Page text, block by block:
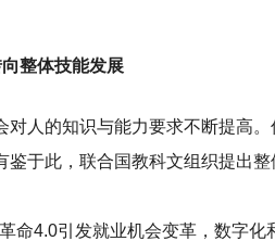
整体技能发展
人的知识与能力要求不断提高
于此，联合国教科文组织提出整
命4.0引发就业机会变革，数字